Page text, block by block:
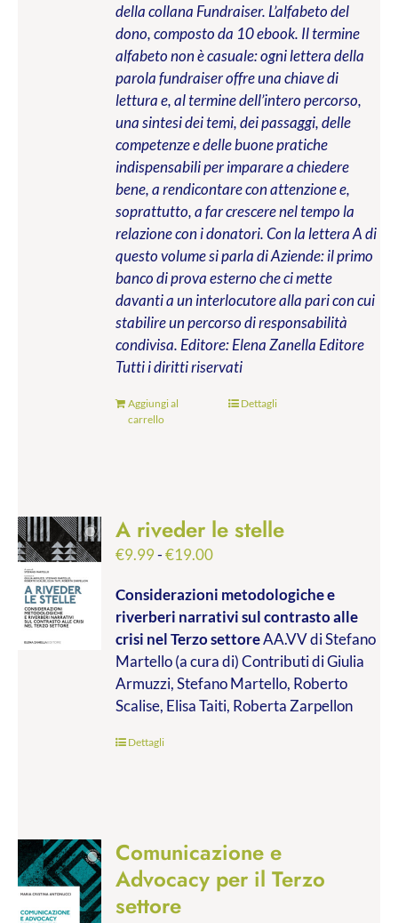
della collana Fundraiser. L’alfabeto del
dono, composto da 10 ebook. Il termine
alfabeto non è casuale: ogni lettera della
parola fundraiser offre una chiave di
lettura e, al termine dell’intero percorso,
una sintesi dei temi, dei passaggi, delle
competenze e delle buone pratiche
indispensabili per imparare a chiedere
bene, a rendicontare con attenzione e,
soprattutto, a far crescere nel tempo la
relazione con i donatori. Con la lettera A di
questo volume si parla di Aziende: il primo
banco di prova esterno che ci mette
davanti a un interlocutore alla pari con cui
stabilire un percorso di responsabilità
condivisa. Editore: Elena Zanella Editore
Tutti i diritti riservati
Aggiungi al
carrello
Dettagli
A riveder le stelle
€9.99-€19.00Fascia
prezzo:
da
€9.99
a
€19.00
Considerazioni metodologiche e
riverberi narrativi sul contrasto alle
crisi nel Terzo settoreAA.VV di Stefano
Martello (a cura di) Contributi di Giulia
Armuzzi, Stefano Martello, Roberto
Scalise, Elisa Taiti, Roberta Zarpellon
Dettagli
Comunicazione e
Advocacy per il Terzo
settore